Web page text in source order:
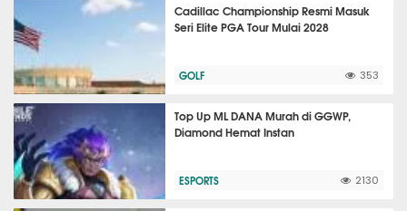
Cadillac Championship Resmi Masuk
Seri Elite PGA Tour Mulai 2028
GOLF 353
Top Up ML DANA Murah di GGWP,
Diamond Hemat Instan
ESPORTS 2130